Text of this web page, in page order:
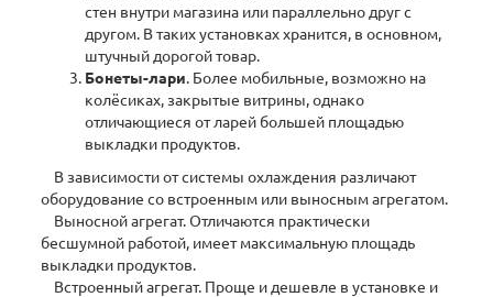
стен внутри магазина или параллельно друг с
другом. В таких установках хранится, в основном,
штучный дорогой товар.
Бонеты-лари. Более мобильные, возможно на
колёсиках, закрытые витрины, однако
отличающиеся от ларей большей площадью
выкладки продуктов.
В зависимости от системы охлаждения различают
оборудование со встроенным или выносным агрегатом.
Выносной агрегат. Отличаются практически
бесшумной работой, имеет максимальную площадь
выкладки продуктов.
Встроенный агрегат. Проще и дешевле в установке и